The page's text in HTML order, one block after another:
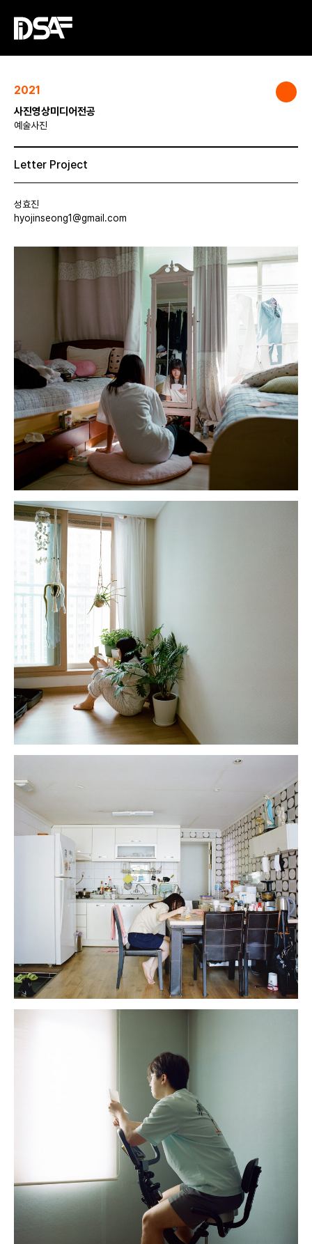
2021
사진영상미디어전공
예술사진
Letter Project
성효진
hyojinseong1@gmail.com